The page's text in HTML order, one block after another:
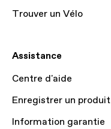
Trouver un Vélo
Assistance
Centre d'aide
Enregistrer un produit
Information garantie